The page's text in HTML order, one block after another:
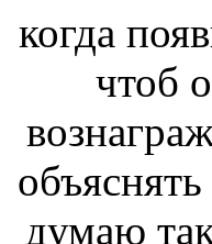
когда
чтоб
думаю